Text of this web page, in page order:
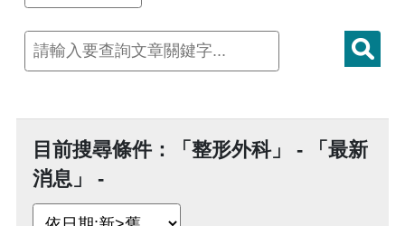
目前搜尋條件：「整形外科」 - 「最新
消息」 -